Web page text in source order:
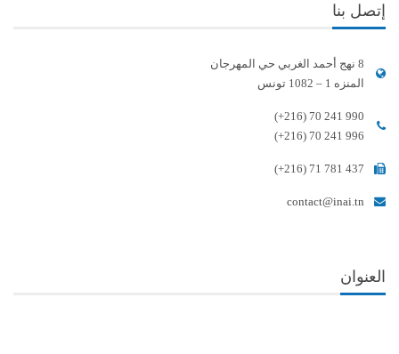
إتصل بنا
8 نهج أحمد الغربي حي المهرجان
المنزه 1 – 1082 تونس
(+216) 70 241 990
(+216) 70 241 996
(+216) 71 781 437
contact@inai.tn
العنوان